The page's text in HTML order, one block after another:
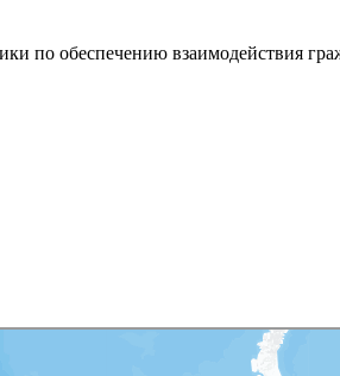
по обеспечению взаимодействия